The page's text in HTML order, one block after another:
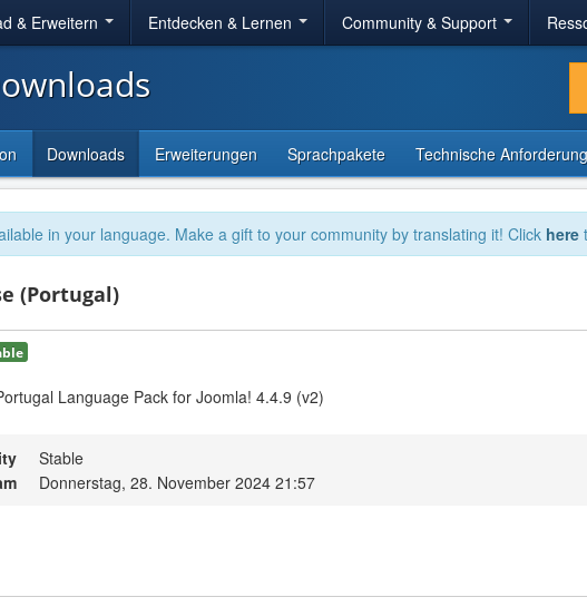
& Erweitern Entdecken & Lernen Community & Support
Downloads Erweiterungen Sprachpakete Technische
in your language. Make a gift to your community by translating it! Click here
(Portugal)
Language Pack for Joomla! 4.4.9 (v2)
Stable
Donnerstag, 28. November 2024 21:57